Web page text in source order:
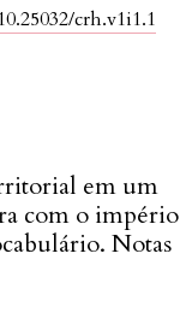
crh.v1i1.1
em um
com o império
Notas